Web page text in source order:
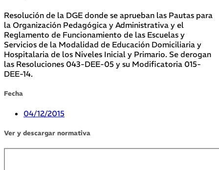
Resolución de la DGE donde se aprueban las Pautas para
la Organización Pedagógica y Administrativa y el
Reglamento de Funcionamiento de las Escuelas y
Servicios de la Modalidad de Educación Domiciliaria y
Hospitalaria de los Niveles Inicial y Primario. Se derogan
las Resoluciones 043-DEE-05 y su Modificatoria 015-
DEE-14.
Fecha
04/12/2015
Ver y descargar normativa